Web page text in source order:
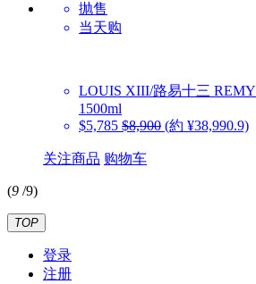
抛售
当天购
LOUIS XIII/路易十三
1500ml
$5,785 $8,900 (約 ¥38,990.9)
关注商品 购物车
(9 /9)
TOP
登录
注册